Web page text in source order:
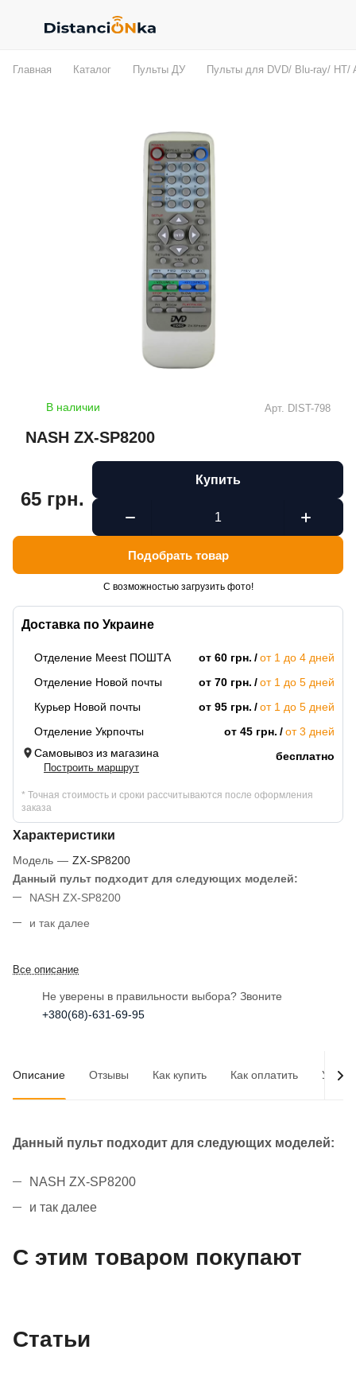
Главная Каталог Пульты ДУ Пульты для DVD/ Blu-ray/ HT/
В наличии Арт. DIST-798
NASH ZX-SP8200
Данный пульт подходит для следующих моделей:
NASH ZX-SP8200
и так далее
Все описание
Доставка по Украине
Отделение Meest ПОШТА от 60 грн.
от 1 до 4 дней
Отделение Новой почты
от 70 грн.
от 1 до 5 дней
Курьер Новой почты
от 95 грн.
от 1 до 5 дней
Отделение Укрпочты
от 45 грн.
от 3 дней
Самовывоз из магазина
Построить маршрут
бесплатно
* Точная стоимость и сроки рассчитываются после оформления
заказа
Характеристики
Модель — ZX-SP8200
65 грн.
Купить
Подобрать товар
С возможностью загрузить фото!
Не уверены в правильности выбора? Звоните
+380(68)-631-69-95
Описание Отзывы Как купить Как оплатить
Данный пульт подходит для следующих моделей:
NASH ZX-SP8200
и так далее
С этим товаром покупают
Статьи